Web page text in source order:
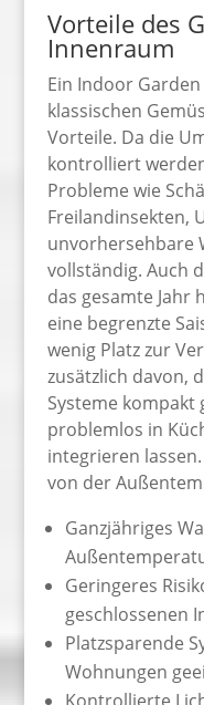
Vorteile des
Innenraum
Ein Indoor
klassischen
Vorteile. Da die
kontrolliert
Probleme wie
Freilandinsekten,
unvorhersehbare
vollständig. Auch
das gesamte Jahr
eine begrenzte
wenig Platz zur
zusätzlich davon,
Systeme kompakt
problemlos in
integrieren
von der
Ganzjähriges
Geringeres
geschlossenen
Platzsparende
Wohnungen